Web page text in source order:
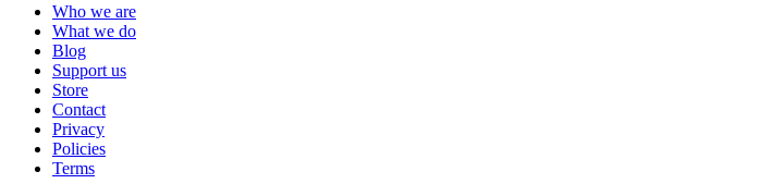
Who we are
What we do
Blog
Support us
Store
Contact
Privacy
Policies
Terms